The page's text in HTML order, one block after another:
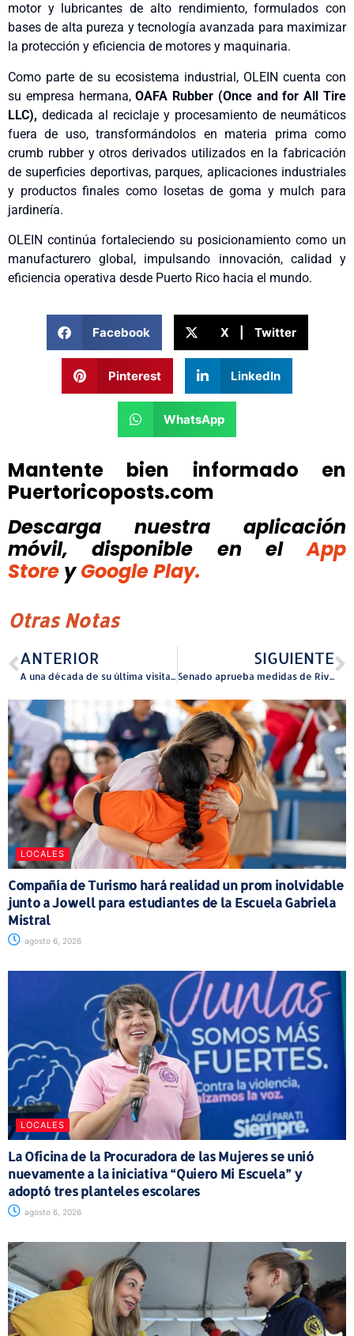
motor y lubricantes de alto rendimiento, formulados con
bases de alta pureza y tecnología avanzada para maximizar
la protección y eficiencia de motores y maquinaria.
Como parte de su ecosistema industrial, OLEIN cuenta con
su empresa hermana,OAFA Rubber (Once and for All Tire
LLC), dedicada al reciclaje y procesamiento de neumáticos
fuera de uso, transformándolos en materia prima como
crumb rubber y otros derivados utilizados en la fabricación
de superficies deportivas, parques, aplicaciones industriales
y productos finales como losetas de goma y mulch para
jardinería.
OLEIN continúa fortaleciendo su posicionamiento como un
manufacturero global, impulsando innovación, calidad y
eficiencia operativa desde Puerto Rico hacia el mundo.
Facebook X | Twitter
Pinterest LinkedIn
WhatsApp
Mantente bien informado en
Puertoricoposts.com
Descarga nuestra aplicación
móvil, disponible
en el
App
Store y Google Play.
Otras Notas
ANTERIOR
A una década de su última visita, Laura Pausini está cerca de un lleno total en Puerto Rico
SIGUIENTE
Senado aprueba medidas de Rivera Schatz para mejorar servicios de salud y proteger derechos laborales
LOCALES
Compañía de Turismo hará realidad un prom inolvidable
junto a Jowell para estudiantes de la Escuela Gabriela
Mistral
agosto 6, 2026
LOCALES
La Oficina de la Procuradora de las Mujeres se unió
nuevamente a la iniciativa “Quiero Mi Escuela” y
adoptó tres planteles escolares
agosto 6, 2026